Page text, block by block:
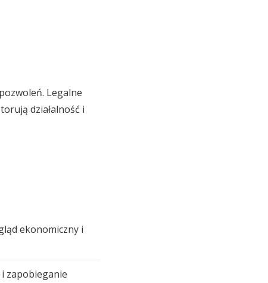
Legalne
działalność i
ekonomiczny i
zapobieganie